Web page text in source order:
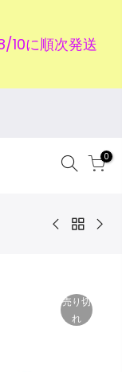
10に順次発送
日祝除く）
0
売り切
れ